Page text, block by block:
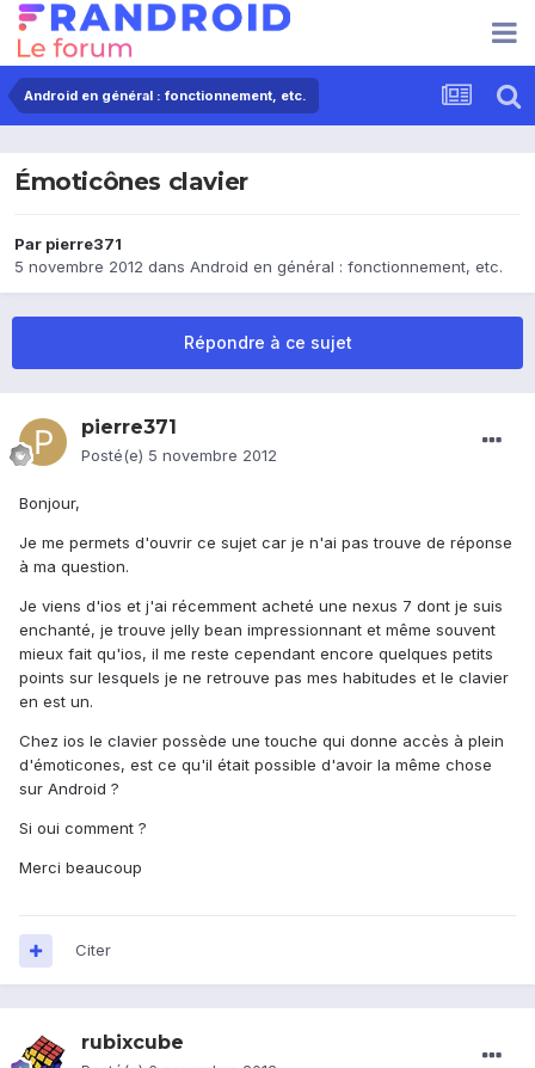
Android en général : fonctionnement, etc.
Émoticônes clavier
Par pierre371
5 novembre 2012 dans Android en général : fonctionnement, etc.
Répondre à ce sujet
pierre371
Posté(e) 5 novembre 2012
Bonjour,
Je me permets d'ouvrir ce sujet car je n'ai pas trouve de réponse
à ma question.
Je viens d'ios et j'ai récemment acheté une nexus 7 dont je suis
enchanté, je trouve jelly bean impressionnant et même souvent
mieux fait qu'ios, il me reste cependant encore quelques petits
points sur lesquels je ne retrouve pas mes habitudes et le clavier
en est un.
Chez ios le clavier possède une touche qui donne accès à plein
d'émoticones, est ce qu'il était possible d'avoir la même chose
sur Android ?
Si oui comment ?
Merci beaucoup
Citer
rubixcube